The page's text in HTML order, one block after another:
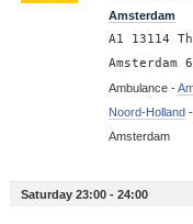
Amsterdam
A1 13114
Amsterdam
Ambulance -
Noord-Holland-
Amsterdam
Saturday 23:00 - 24:00